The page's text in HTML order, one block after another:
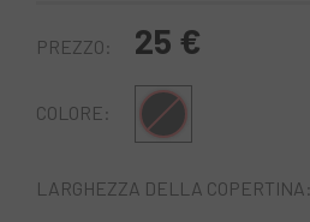
PREZZO: 25 €
COLORE: Nero
LARGHEZZA DELLA COPERTINA: